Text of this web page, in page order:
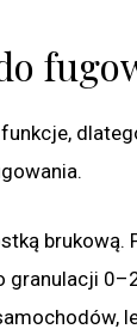
brukową.
granulacji